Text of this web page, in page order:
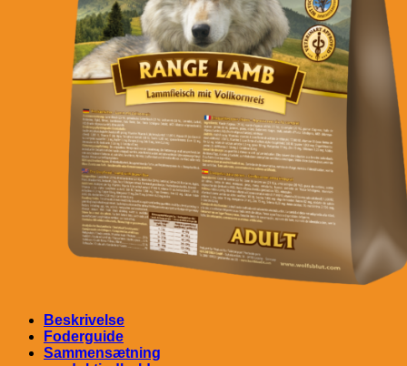
Beskrivelse
Foderguide
Sammensætning